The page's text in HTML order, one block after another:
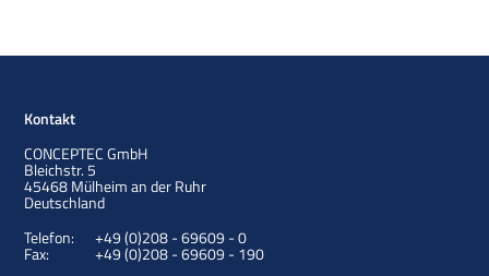
Kontakt
CONCEPTEC GmbH
Bleichstr. 5
45468Mülheim an der Ruhr
Deutschland
Telefon:
+49 (0)208 - 69609 - 0
Fax:
+49 (0)208 - 69609 - 190